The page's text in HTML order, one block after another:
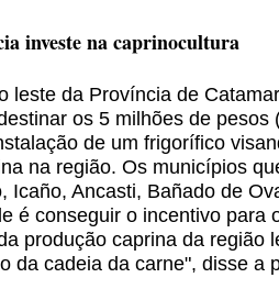
investe na caprinocultura
leste da Província de
os 5 milhões de pesos
de um frigorífico
na região. Os municípios
Icaño, Ancasti, Bañado de
é conseguir o incentivo para
produção caprina da região
da cadeia da carne", disse a